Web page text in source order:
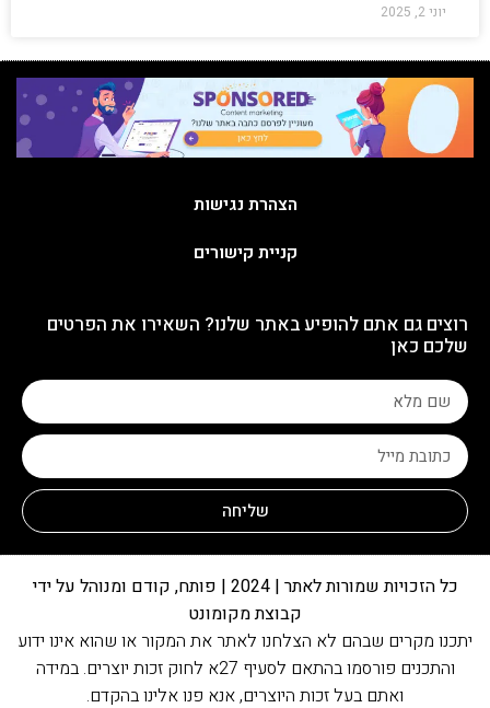
יוני 2, 2025
הצהרת נגישות
קניית קישורים
רוצים גם אתם להופיע באתר שלנו? השאירו את הפרטים
שלכם כאן
שליחה
כל הזכויות שמורות לאתר | 2024 | פותח, קודם ומנוהל על ידי
קבוצת מקומונט
יתכנו מקרים שבהם לא הצלחנו לאתר את המקור או שהוא אינו ידוע
והתכנים פורסמו בהתאם לסעיף 27א לחוק זכות יוצרים. במידה
ואתם בעל זכות היוצרים, אנא פנו אלינו בהקדם.